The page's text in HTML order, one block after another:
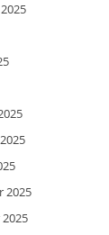
2025